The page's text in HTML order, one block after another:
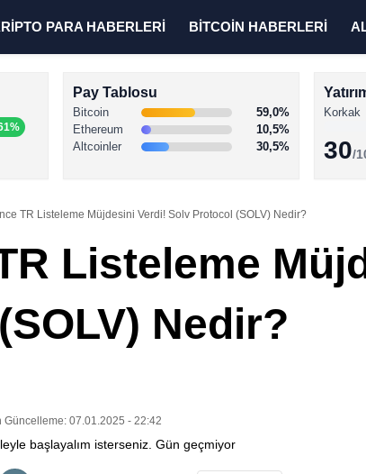
PARA HABERLERİ BİTCOİN HABERLERİ
Pay Tablosu
Bitcoin
59,0%
Ethereum
10,5%
Altcoinler
30,5%
Korkak
30/
TR Listeleme Müjdesini Verdi! Solv Protocol (SOLV) Nedir?
Listeleme
Nedir?
Güncelleme: 07.01.2025 - 22:42